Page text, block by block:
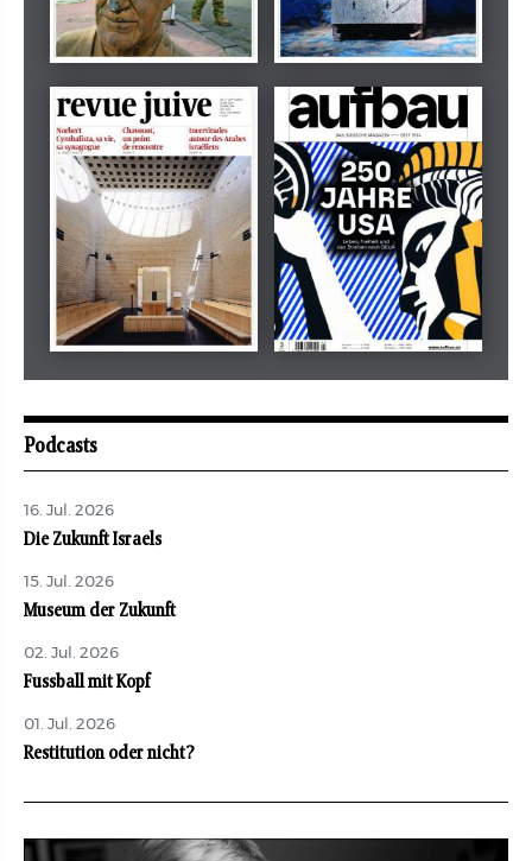
Dezember 2024
tachles
März 2026
Beilage
revue juive aufbau
Podcasts
16. Jul. 2026
Die Zukunft Israels
15. Jul. 2026
Museum der Zukunft
02. Jul. 2026
Fussball mit Kopf
01. Jul. 2026
Restitution oder nicht?